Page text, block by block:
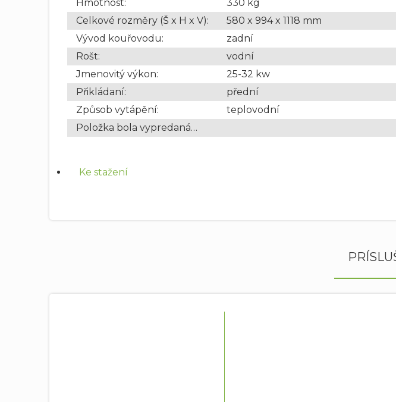
Hmotnost:
330 kg
Celkové rozměry (Š x H x V):
580 x 994 x 1118 mm
Vývod kouřovodu:
zadní
Rošt:
vodní
Jmenovitý výkon:
25-32 kw
Přikládaní:
přední
Způsob vytápění:
teplovodní
Položka bola vypredaná…
Ke stažení